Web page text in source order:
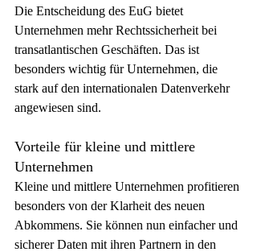
Die Entscheidung des EuG bietet
Unternehmen mehr Rechtssicherheit bei
transatlantischen Geschäften. Das ist
besonders wichtig für Unternehmen, die
stark auf den internationalen Datenverkehr
angewiesen sind.
Vorteile für kleine und mittlere
Unternehmen
Kleine und mittlere Unternehmen profitieren
besonders von der Klarheit des neuen
Abkommens. Sie können nun einfacher und
sicherer Daten mit ihren Partnern in den